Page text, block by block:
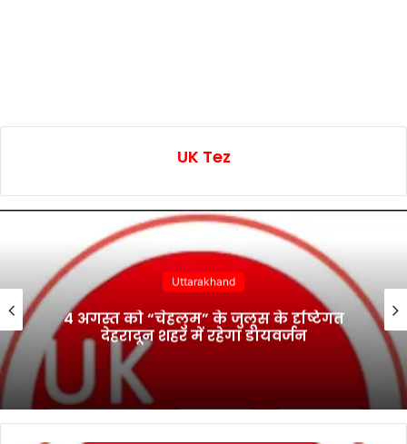
UK Tez
Uttarakhand
4 अगस्त को “चेहलुम” के जुलूस के दृष्टिगत
देहरादून शहर में रहेगा डायवर्जन